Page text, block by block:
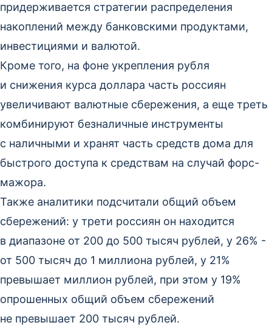
придерживается стратегии распределения
накоплений между банковскими продуктами,
инвестициями и валютой.
Кроме того, на фоне укрепления рубля
и снижения курса доллара часть россиян
увеличивают валютные сбережения, а еще треть
комбинируют безналичные инструменты
с наличными и хранят часть средств дома для
быстрого доступа к средствам на случай форс-
мажора.
Также аналитики подсчитали общий объем
сбережений: у трети россиян он находится
в диапазоне от 200 до 500 тысяч рублей, у 26% -
от 500 тысяч до 1 миллиона рублей, у 21%
превышает миллион рублей, при этом у 19%
опрошенных общий объем сбережений
не превышает 200 тысяч рублей.